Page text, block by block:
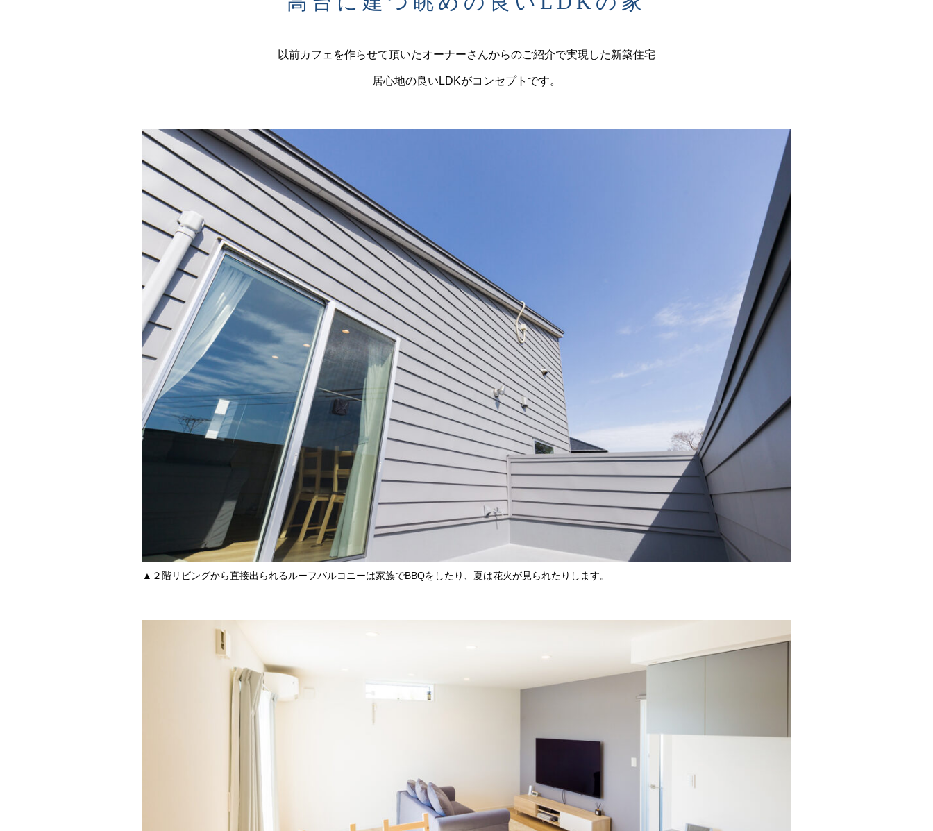
以前カフェを作らせて頂いたオーナーさんからのご紹介で実現した新築住宅
居心地の良いLDKがコンセプトです。
▲２階リビングから直接出られるルーフバルコニーは家族でBBQをしたり、夏は花火が見られたりします。